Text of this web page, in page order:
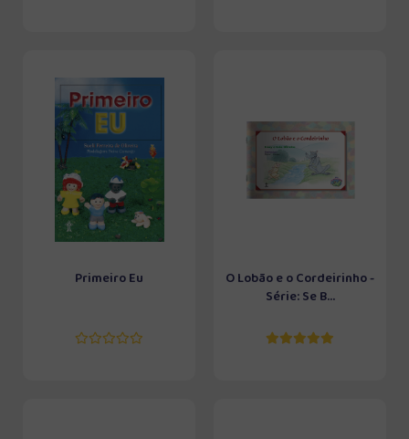
Primeiro Eu
O Lobão e o Cordeirinho -
Série: Se B...